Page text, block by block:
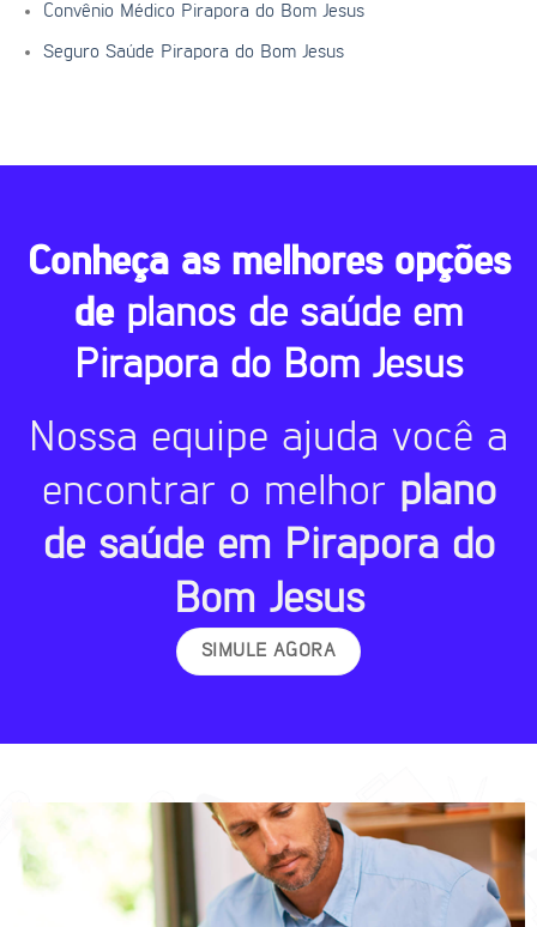
Convênio Médico Pirapora do Bom Jesus
Seguro Saúde Pirapora do Bom Jesus
Conheça as melhores opções
de planos de saúde em
Pirapora do Bom Jesus
Nossa equipe ajuda você a
encontrar o melhor plano
de saúde em Pirapora do
Bom Jesus
SIMULE AGORA